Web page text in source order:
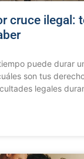
cruce ilegal:
puede durar
son tus
legales